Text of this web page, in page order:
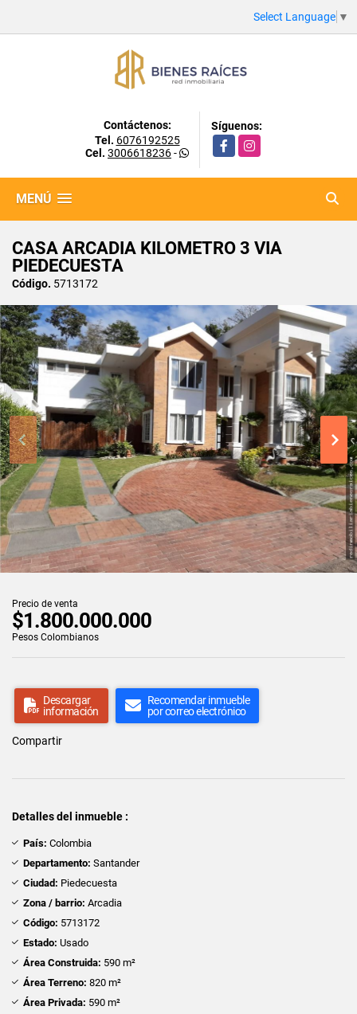
Select Language ▼
Contáctenos:
Tel. 6076192525
Cel. 3006618236-
Síguenos:
FacebookInstagram
MENÚ
CASA ARCADIA KILOMETRO 3 VIA
PIEDECUESTA
Código. 5713172
Precio de venta
$1.800.000.000
Pesos Colombianos
Descargar
información
Recomendar inmueble
por correo electrónico
Compartir
Detalles del inmueble :
País: Colombia
Departamento: Santander
Ciudad: Piedecuesta
Zona / barrio: Arcadia
Código: 5713172
Estado: Usado
Área Construida: 590 m²
Área Terreno: 820 m²
Área Privada: 590 m²